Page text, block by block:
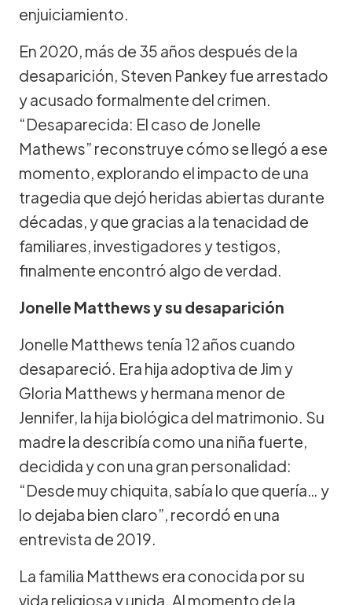
enjuiciamiento.
En 2020, más de 35 años después de la
desaparición, Steven Pankey fue arrestado
y acusado formalmente del crimen.
“Desaparecida: El caso de Jonelle
Mathews” reconstruye cómo se llegó a ese
momento, explorando el impacto de una
tragedia que dejó heridas abiertas durante
décadas, y que gracias a la tenacidad de
familiares, investigadores y testigos,
finalmente encontró algo de verdad.
Jonelle Matthews y su desaparición
Jonelle Matthews tenía 12 años cuando
desapareció. Era hija adoptiva de Jim y
Gloria Matthews y hermana menor de
Jennifer, la hija biológica del matrimonio. Su
madre la describía como una niña fuerte,
decidida y con una gran personalidad:
“Desde muy chiquita, sabía lo que quería… y
lo dejaba bien claro”, recordó en una
entrevista de 2019.
La familia Matthews era conocida por su
vida religiosa y unida. Al momento de la